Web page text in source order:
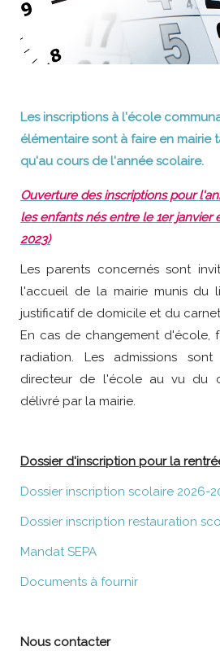
Les inscriptions à l'école
élémentaire sont à faire en mairie
qu'au cours de l'année scolaire.
Ouverture des inscriptions pour
les enfants nés entre le 1er janvier
2023)
Les parents concernés sont
l'accueil de la mairie munis du
justificatif de domicile et du
En cas de changement d'école,
radiation. Les admissions
directeur de l'école au vu du
délivré par la mairie.
Dossier d'inscription pour la
Dossier inscription scolaire 2026-
Dossier inscription restauration
Mandat SEPA
Documents à fournir
Nous contacter